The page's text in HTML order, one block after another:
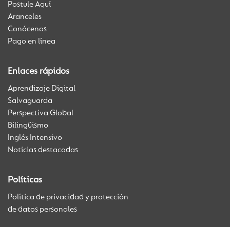
Postule Aquí
Aranceles
Conócenos
Pago en línea
Enlaces rápidos
Aprendizaje Digital
Salvaguarda
Perspectiva Global
Bilingüismo
Inglés Intensivo
Noticias destacadas
Políticas
Política de privacidad y protección
de datos personales